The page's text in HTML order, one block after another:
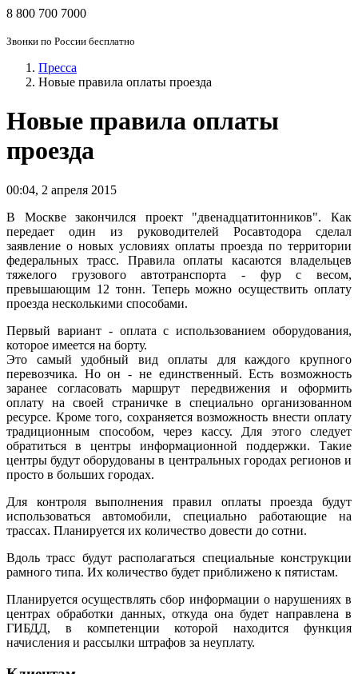
8 800 700 7000
Звонки по России бесплатно
Пресса
Новые правила оплаты проезда
Новые правила оплаты
проезда
00:04, 2 апреля 2015
В Москве закончился проект "двенадцатитонников". Как
передает один из руководителей Росавтодора сделал
заявление о новых условиях оплаты проезда по территории
федеральных трасс. Правила оплаты касаются владельцев
тяжелого грузового автотранспорта - фур с весом,
превышающим 12 тонн. Теперь можно осуществить оплату
проезда несколькими способами.
Первый вариант - оплата с использованием оборудования,
которое имеется на борту.
Это самый удобный вид оплаты для каждого крупного
перевозчика. Но он - не единственный. Есть возможность
заранее согласовать маршрут передвижения и оформить
оплату на своей страничке в специально организованном
ресурсе. Кроме того, сохраняется возможность внести оплату
традиционным способом, через кассу. Для этого следует
обратиться в центры информационной поддержки. Такие
центры будут оборудованы в центральных городах регионов и
просто в больших городах.
Для контроля выполнения правил оплаты проезда будут
использоваться автомобили, специально работающие на
трассах. Планируется их количество довести до сотни.
Вдоль трасс будут располагаться специальные конструкции
рамного типа. Их количество будет приближено к пятистам.
Планируется осуществлять сбор информации о нарушениях в
центрах обработки данных, откуда она будет направлена в
ГИБДД, в компетенции которой находится функция
начисления и рассылки штрафов за неуплату.